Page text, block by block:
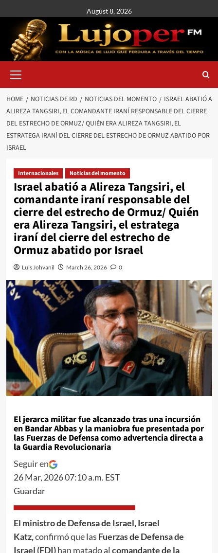
August 8, 2026
HOME NOTICIAS DE RD NOTICIAS DEL MOMENTO
ISRAEL ABATIÓ A
ALIREZA TANGSIRI, EL COMANDANTE IRANÍ RESPONSABLE DEL CIERRE
DEL ESTRECHO DE ORMUZ/ QUIÉN ERA ALIREZA TANGSIRI, EL
ESTRATEGA IRANÍ DEL CIERRE DEL ESTRECHO DE ORMUZ ABATIDO POR
ISRAEL
Internacionales Noticias del momento
Israel abatió a Alireza Tangsiri, el
comandante iraní responsable del
cierre del estrecho de Ormuz/ Quién
era Alireza Tangsiri, el estratega
iraní del cierre del estrecho de
Ormuz abatido por Israel
Luis Johvanil March 26, 2026 0
El jerarca militar fue alcanzado tras una incursión
en Bandar Abbas y la maniobra fue presentada por
las Fuerzas de Defensa como advertencia directa a
la Guardia Revolucionaria
Seguir en
26 Mar, 2026 07:10 a.m. EST
Guardar
El ministro de Defensa de Israel, Israel
Katz,confirmó que las Fuerzas de Defensa de
Israel (FDI)han matado al comandante de la